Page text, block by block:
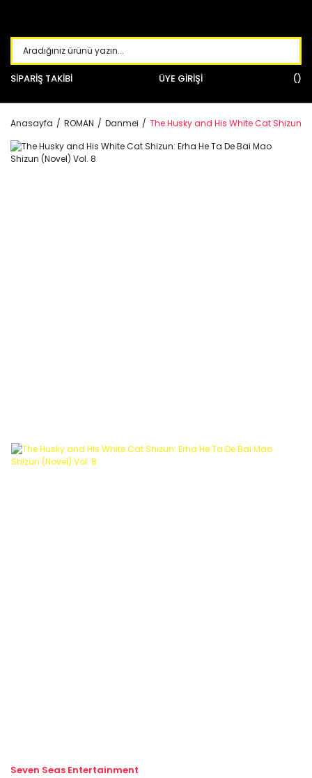
SİPARİŞ TAKİBİ ÜYE GİRİŞİ
Anasayfa ROMAN Danmei The Husky and His White Cat Shizun:
Seven Seas Entertainment